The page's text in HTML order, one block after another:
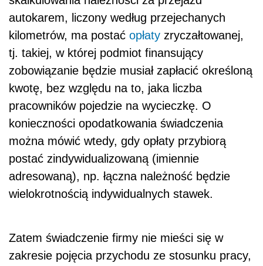
autokarem, liczony według przejechanych
kilometrów, ma postać opłaty zryczałtowanej,
tj. takiej, w której podmiot finansujący
zobowiązanie będzie musiał zapłacić określoną
kwotę, bez względu na to, jaka liczba
pracowników pojedzie na wycieczkę. O
konieczności opodatkowania świadczenia
można mówić wtedy, gdy opłaty przybiorą
postać zindywidualizowaną (imiennie
adresowaną), np. łączna należność będzie
wielokrotnością indywidualnych stawek.
Zatem świadczenie firmy nie mieści się w
zakresie pojęcia przychodu ze stosunku pracy,